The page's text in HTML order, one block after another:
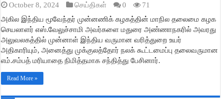
October 8, 2024
செய்திகள் 0
71
அகில இந்திய மூவேந்தர் முன்னணிக் கழகத்தின் மாநில தலைமை கழக
செயலாளர் எஸ்.வேலுச்சாமி அவர்களை மதுரை அண்ணாநகரில் அவரது
அலுவலகத்தில் முன்னாள் இந்திய வருமான வரித்துறை உயர்
அதிகாரியும், அனைத்து முக்குலத்தோர் நலக் கூட்டமைப்பு தலைவருமான
எம்.சம்பத் மரியாதை நிமித்தமாக சந்தித்து பேசினார்.
Read More »